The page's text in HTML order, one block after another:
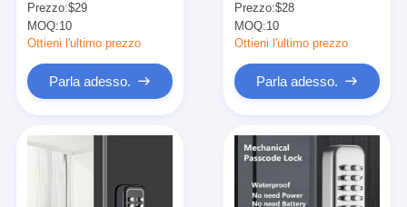
meccanica senza
chiave 142 x 42 x 26
mm
Prezzo:$29
MOQ:10
Ottieni l'ultimo prezzo
Parla adesso.
con il codice Facile
messo della cifra
Prezzo:$28
MOQ:10
Ottieni l'ultimo prezzo
Parla adesso.